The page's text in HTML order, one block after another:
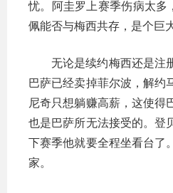
忧。阿圭罗上赛季伤病太多
佩能否与梅西共存，是个巨
无论是续约梅西还是注
巴萨已经卖掉菲尔波，解约
尼奇只想躺赚高薪，这使得
也是巴萨所无法接受的。登
下赛季他就要全程坐看台了
家。